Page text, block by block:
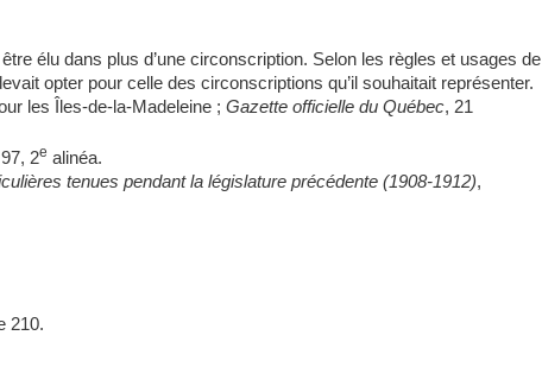
élu dans plus d’une circonscription. Selon les règles et usages de
opter pour celle des circonscriptions qu’il souhaitait représenter.
les Îles-de-la-Madeleine ; Gazette officielle du Québec, 21
2e alinéa.
tenues pendant la législature précédente (1908-1912),
210.